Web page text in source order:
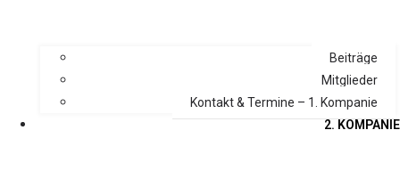
Beiträge
Mitglieder
Kontakt & Termine – 1. Kompanie
2. KOMPANIE